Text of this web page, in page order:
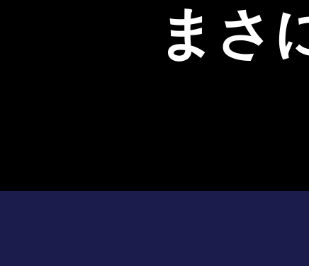
まさ